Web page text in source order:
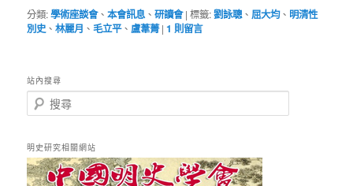
分類:學術座談會、本會訊息 、研讀會 |標籤:劉詠聰、 屈大均、 明清性
別史 、林麗月 、毛立平、 盧葦菁 |1 則留言
站內搜尋
搜
尋
明史研究相關網站